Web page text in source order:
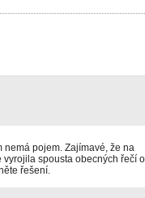
nemá pojem. Zajímavé, že na
vyrojila spousta obecných řečí o
řešení.